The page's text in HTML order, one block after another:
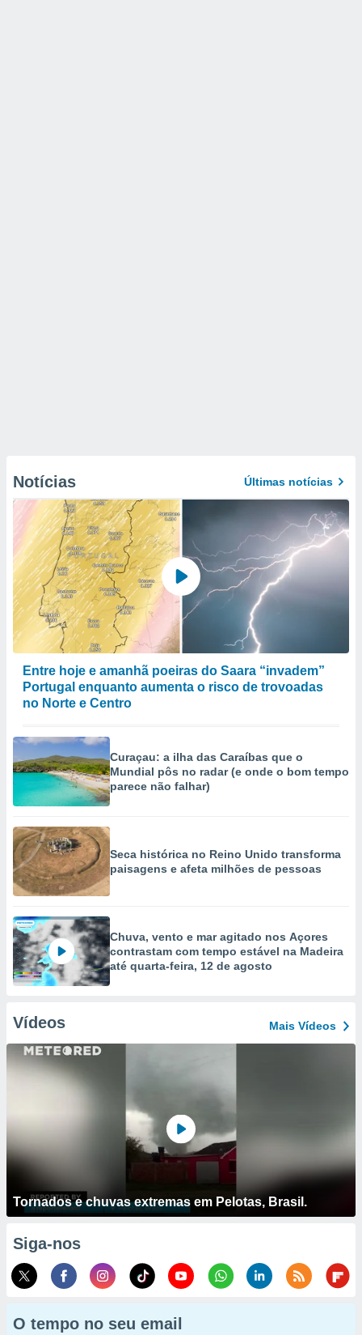
Notícias Últimas notícias
Entre hoje e amanhã poeiras do Saara “invadem”
Portugal enquanto aumenta o risco de trovoadas
no Norte e Centro
Curaçau: a ilha das Caraíbas que o
Mundial pôs no radar (e onde o bom tempo
parece não falhar)
Seca histórica no Reino Unido transforma
paisagens e afeta milhões de pessoas
Chuva, vento e mar agitado nos Açores
contrastam com tempo estável na Madeira
até quarta-feira, 12 de agosto
Vídeos Mais Vídeos
Tornados e chuvas extremas em Pelotas, Brasil.
Siga-nos
O tempo no seu email